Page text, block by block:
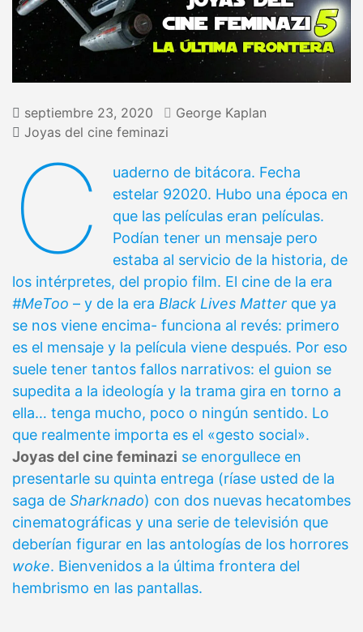
septiembre 23, 2020
George Kaplan
Joyas del cine feminazi
C
uaderno de bitácora. Fecha
estelar 92020. Hubo una época en
que las películas eran películas.
Podían tener un mensaje pero
estaba al servicio de la historia, de
los intérpretes, del propio film. El cine de la era
#MeToo – y de la era Black Lives Matter que ya
se nos viene encima- funciona al revés: primero
es el mensaje y la película viene después. Por eso
suele tener tantos fallos narrativos: el guion se
supedita a la ideología y la trama gira en torno a
ella… tenga mucho, poco o ningún sentido. Lo
que realmente importa es el «gesto social».
Joyas del cine feminazi se enorgullece en
presentarle su quinta entrega (ríase usted de la
saga de Sharknado) con dos nuevas hecatombes
cinematográficas y una serie de televisión que
deberían figurar en las antologías de los horrores
woke. Bienvenidos a la última frontera del
hembrismo en las pantallas.